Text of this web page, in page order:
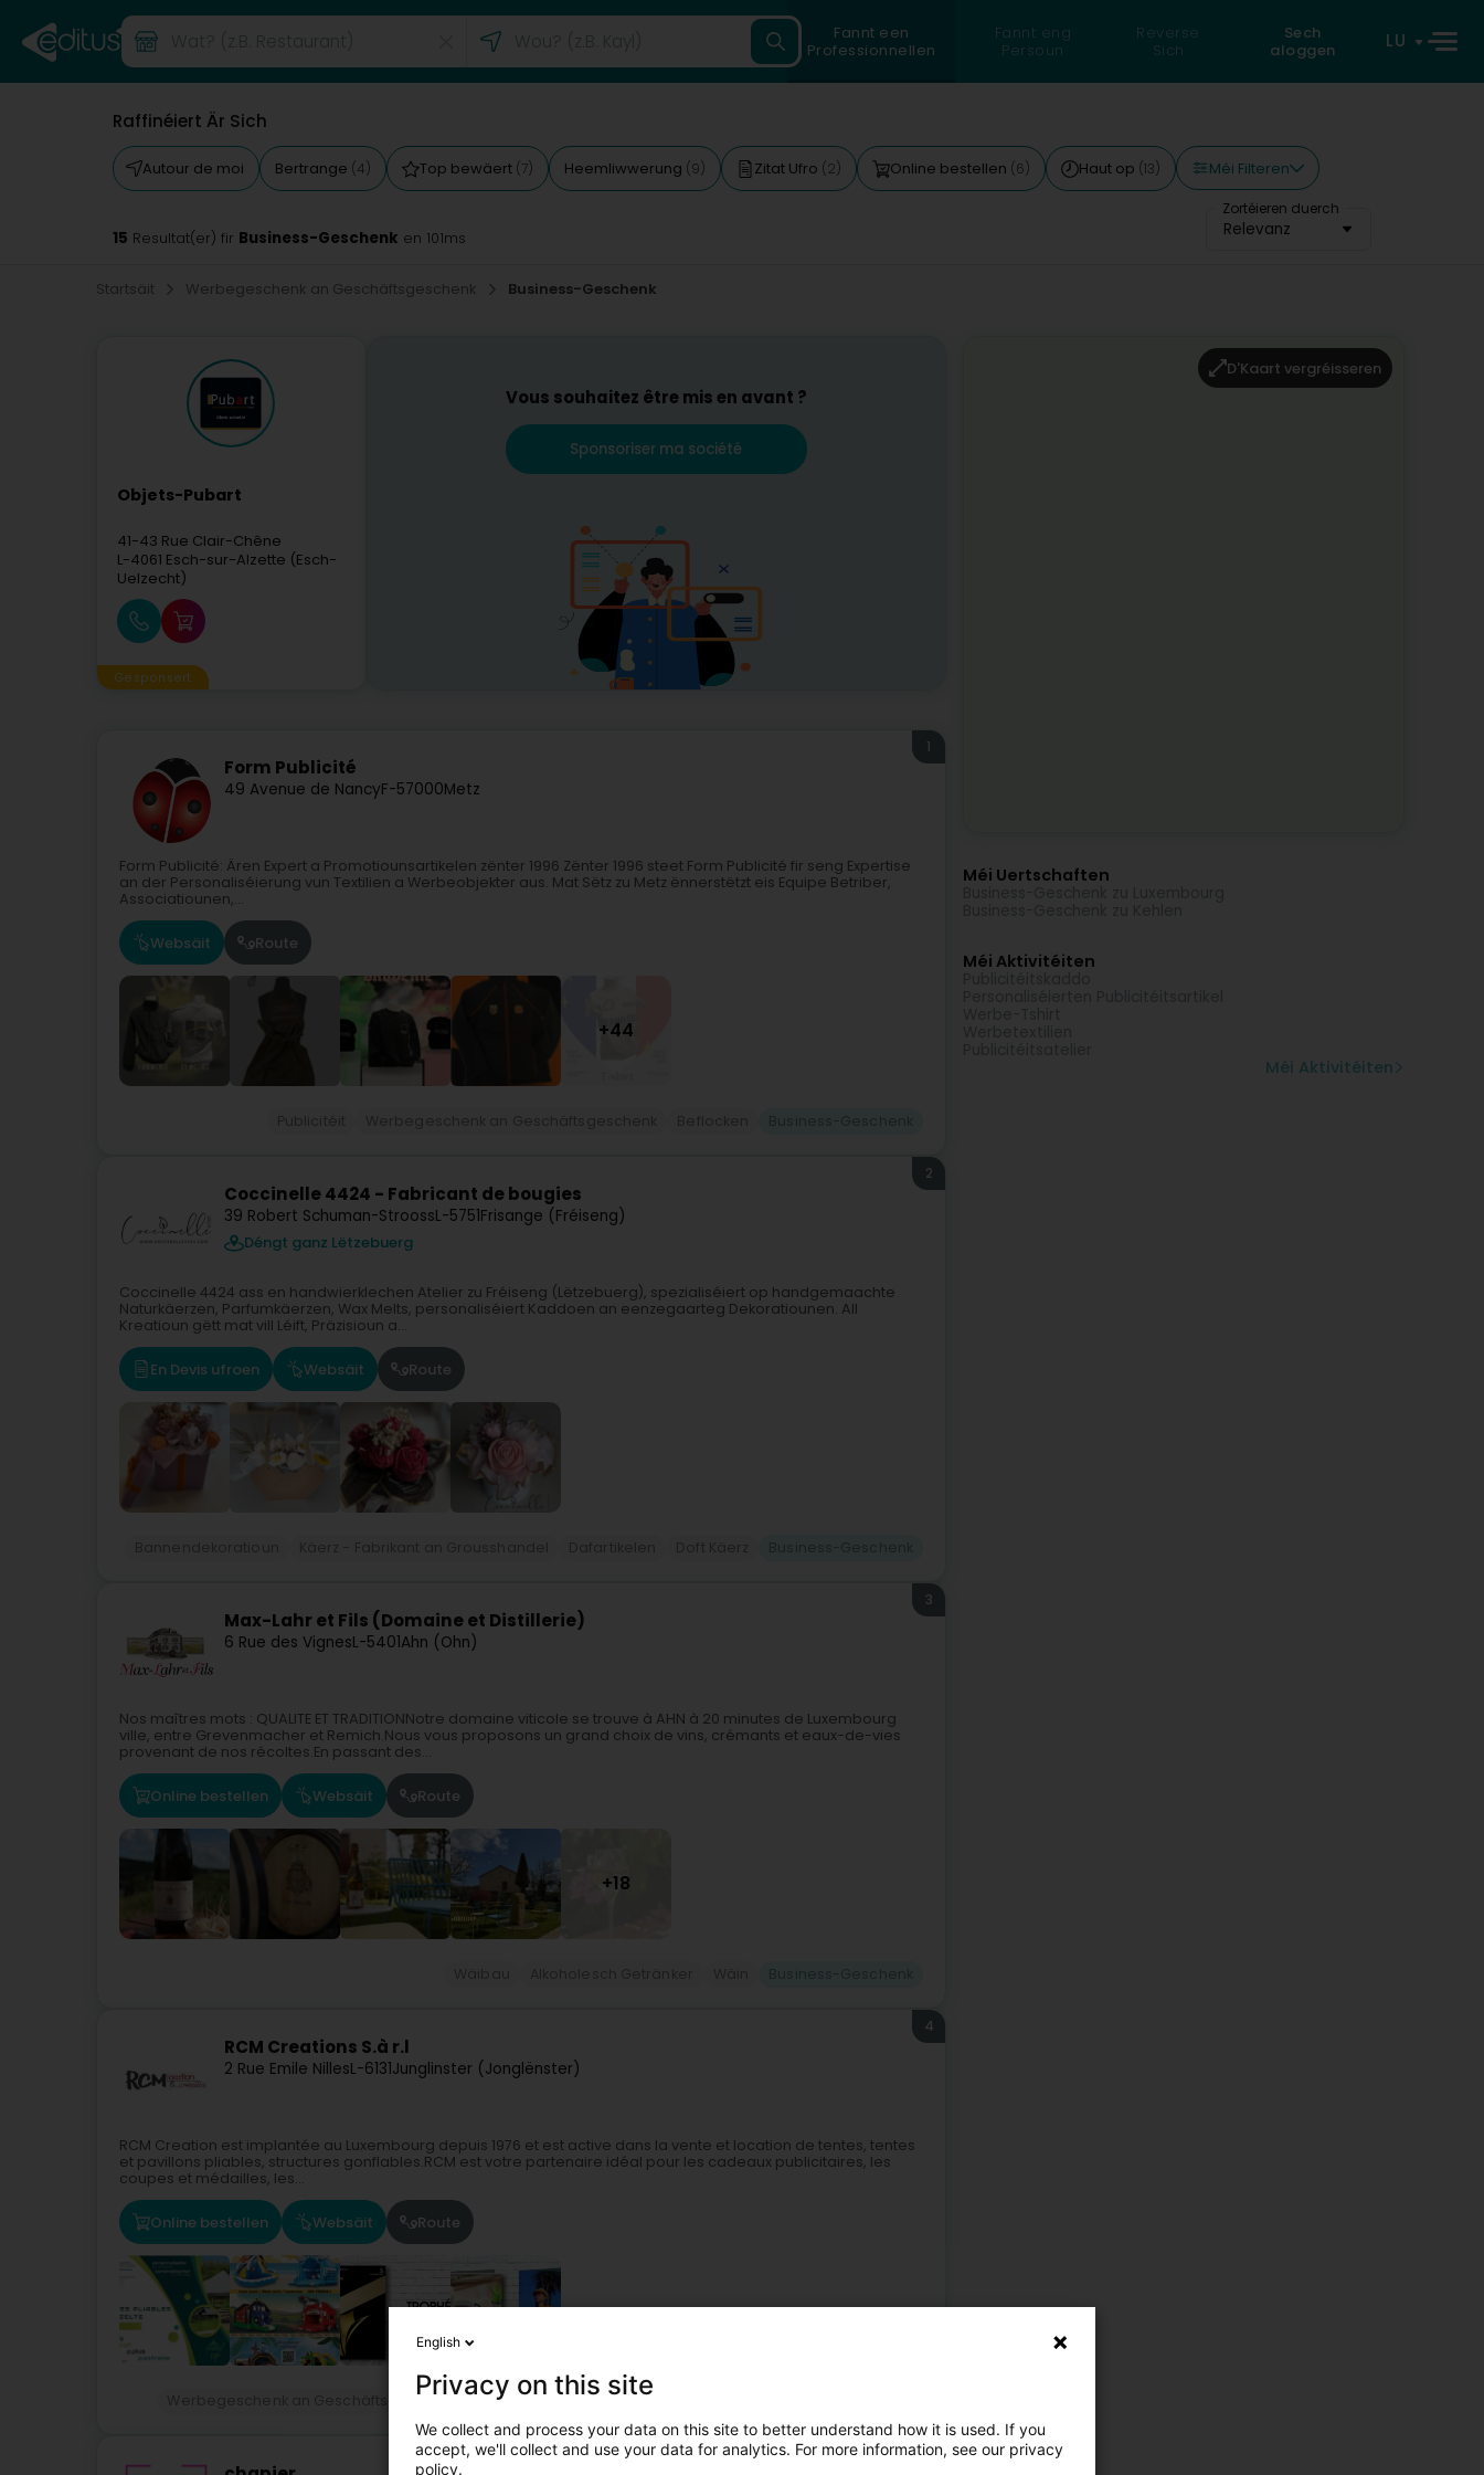
Fannt een
Professionnellen
Fannt eng
Persoun
Reverse
Sich
Sech
aloggen
LU
Raffinéiert Är Sich
Autour de moi Bertrange (4) Top bewäert (7) Heemliwwerung (9) Zitat Ufro (2) Online bestellen (6) Haut op (13) Méi Filteren
Zortéieren duerch
Relevanz
15 Resultat(er) fir Business-Geschenk en 101ms
Startsäit Werbegeschenk an Geschäftsgeschenk Business-Geschenk
Objets-Pubart
41-43 Rue Clair-Chêne
L-4061 Esch-sur-Alzette (Esch-
Uelzecht)
Gesponsert
Vous souhaitez être mis en avant ?
Sponsoriser ma société
Form Publicité
49 Avenue de NancyF-57000Metz
1
Form Publicité: Ären Expert a Promotiounsartikelen zënter 1996 Zënter 1996 steet Form Publicité fir seng Expertise
an der Personaliséierung vun Textilien a Werbeobjekter aus. Mat Sëtz zu Metz ënnerstëtzt eis Equipe Betriber,
Associatiounen,...
Websäit Route
+44
Coccinelle 4424 - Fabricant de bougies
39 Robert Schuman-StroossL-5751Frisange (Fréiseng)
Déngt ganz Lëtzebuerg
2
Coccinelle 4424 ass en handwierklechen Atelier zu Fréiseng (Lëtzebuerg), spezialiséiert op handgemaachte
Naturkäerzen, Parfumkäerzen, Wax Melts, personaliséiert Kaddoen an eenzegaarteg Dekoratiounen. All
Kreatioun gëtt mat vill Léift, Präzisioun a...
En Devis ufroen Websäit Route
Max-Lahr et Fils (Domaine et Distillerie)
6 Rue des VignesL-5401Ahn (Ohn)
3
Nos maîtres mots : QUALITE ET TRADITIONNotre domaine viticole se trouve à AHN à 20 minutes de Luxembourg
ville, entre Grevenmacher et Remich.Nous vous proposons un grand choix de vins, crémants et eaux-de-vies
provenant de nos récoltes.En passant des...
Online bestellen Websäit Route
+18
RCM Creations S.à r.l
2 Rue Emile NillesL-6131Junglinster (Jonglënster)
4
RCM Creation est implantée au Luxembourg depuis 1976 et est active dans la vente et location de tentes, tentes
et pavillons pliables, structures gonflables.RCM est votre partenaire idéal pour les cadeaux publicitaires, les
coupes et médailles, les...
Online bestellen Websäit Route
Werbegeschenk an Geschäftsgeschenk Eventveranstalter Publicitéitskaddo
5
D'Kaart vergréisseren
Méi Uertschaften
Méi Aktivitéiten
Méi Aktivitéiten
English
Privacy on this site
We collect and process your data on this site to better understand how it is used. If you
accept, we'll collect and use your data for analytics. For more information, see our privacy
policy.